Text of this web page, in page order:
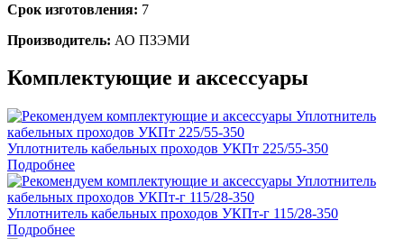
Срок изготовления: 7
Производитель: АО ПЗЭМИ
Комплектующие и аксессуары
Уплотнитель кабельных проходов УКПт 225/55-350
Подробнее
Уплотнитель кабельных проходов УКПт-г 115/28-350
Подробнее